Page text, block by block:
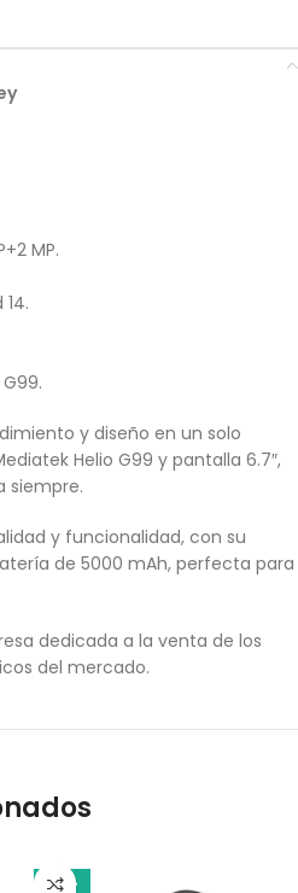
MP.
y diseño en un solo
Helio G99 y pantalla 6.7″,
siempre.
y funcionalidad, con su
de 5000 mAh, perfecta para
dedicada a la venta de los
del mercado.
-14%